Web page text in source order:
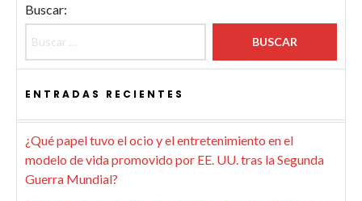
Buscar:
ENTRADAS RECIENTES
¿Qué papel tuvo el ocio y el entretenimiento en el
modelo de vida promovido por EE. UU. tras la Segunda
Guerra Mundial?